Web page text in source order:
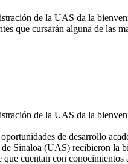
de la UAS da la
que cursarán alguna de las
de la UAS da la
de desarrollo
Sinaloa (UAS) recibieron la
cuentan con conocimientos